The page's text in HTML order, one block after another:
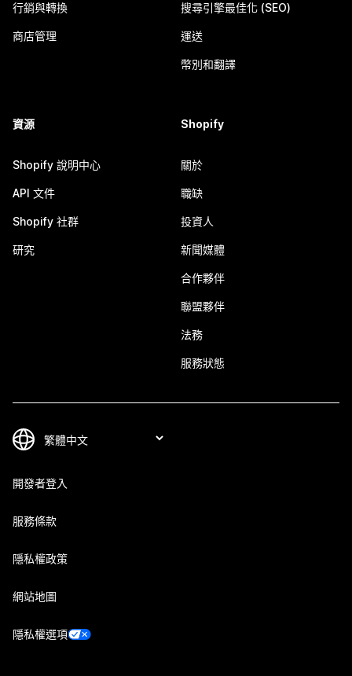
行銷與轉換
商店管理
搜尋引擎最佳化 (SEO)
運送
幣別和翻譯
資源
Shopify 說明中心
API 文件
Shopify 社群
研究
Shopify
關於
職缺
投資人
新聞媒體
合作夥伴
聯盟夥伴
法務
服務狀態
開發者登入
服務條款
隱私權政策
網站地圖
隱私權選項